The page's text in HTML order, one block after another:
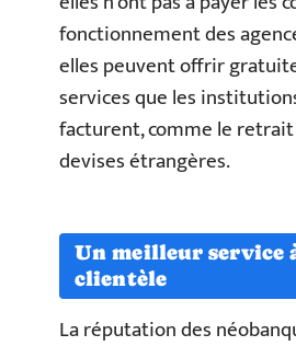
fonctionnement des
elles peuvent offrir
services que les
facturent, comme le retrait
devises étrangères.
Un meilleur service
clientèle
La réputation des